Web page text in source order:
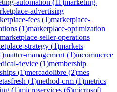
automation (11)marketing-
advertising
fees (1)marketplace-
(1)marketplace-optimization
marketplace-seller-operations
strategy (1)markets
)matter-management (1)mcommerce
device (1)membership
(1)mercadolibre (2)mes
(1)method-crm (1)metrics
(1)microservices (6)microsoft